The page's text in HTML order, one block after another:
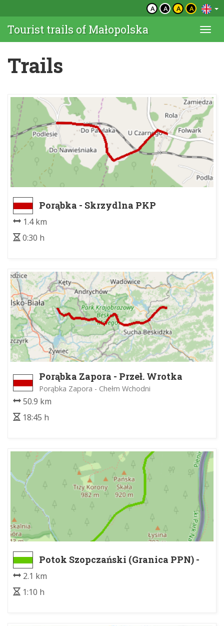
A A A A
Tourist trails of Małopolska
Trails
Porąbka - Skrzydlna PKP
1.4 km
0:30 h
Porąbka Zapora - Przeł. Wrotka
Porąbka Zapora - Chełm Wchodni
50.9 km
18:45 h
Potok Szopczański (Granica PPN) -
Polana Kosarzyska
2.1 km
1:10 h